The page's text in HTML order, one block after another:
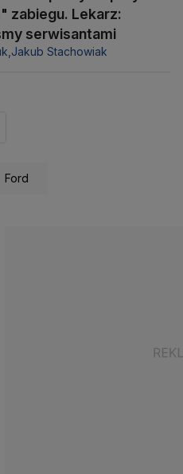
zabiegu. Lekarz:
serwisantami
Jakub Stachowiak
Ford